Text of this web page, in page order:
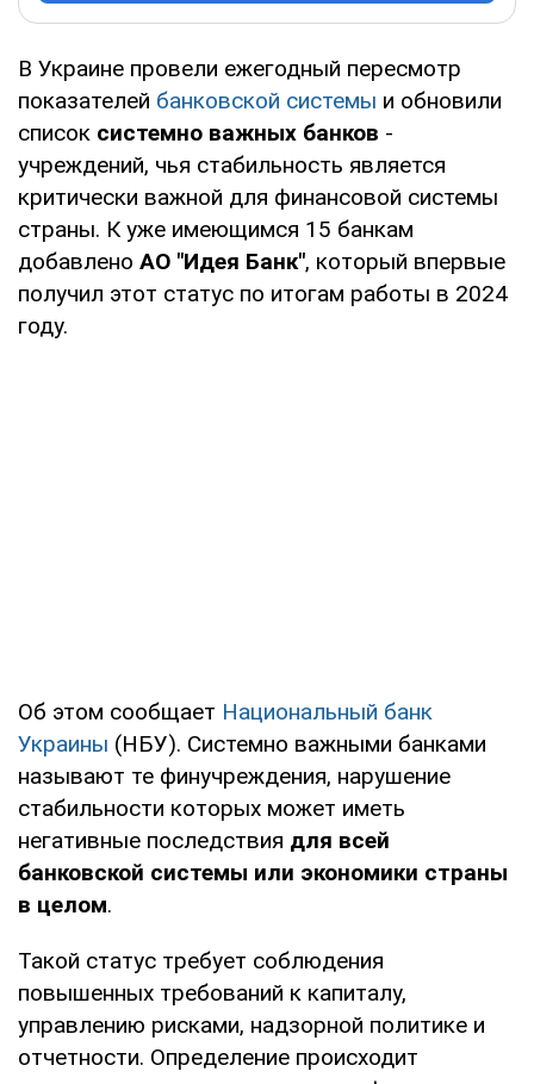
В Украине провели ежегодный пересмотр
показателей банковской системы и обновили
список системно важных банков -
учреждений, чья стабильность является
критически важной для финансовой системы
страны. К уже имеющимся 15 банкам
добавлено АО "Идея Банк", который впервые
получил этот статус по итогам работы в 2024
году.
Об этом сообщает Национальный банк
Украины (НБУ). Системно важными банками
называют те финучреждения, нарушение
стабильности которых может иметь
негативные последствия для всей
банковской системы или экономики страны
в целом.
Такой статус требует соблюдения
повышенных требований к капиталу,
управлению рисками, надзорной политике и
отчетности. Определение происходит